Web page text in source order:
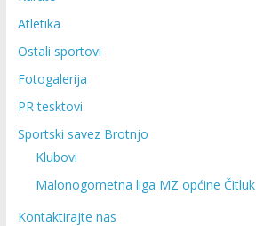
Atletika
Ostali sportovi
Fotogalerija
PR tesktovi
Sportski savez Brotnjo
Klubovi
Malonogometna liga MZ općine Čitluk
Kontaktirajte nas